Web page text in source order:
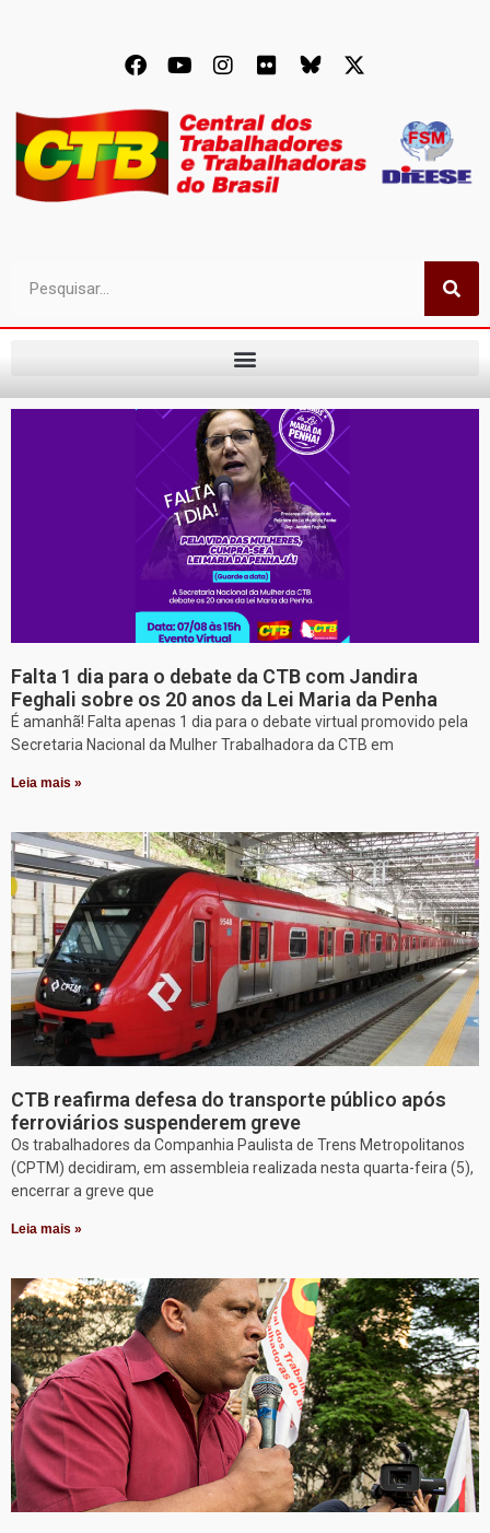
Falta 1 dia para o debate da CTB com Jandira
Feghali sobre os 20 anos da Lei Maria da Penha
É amanhã! Falta apenas 1 dia para o debate virtual promovido pela
Secretaria Nacional da Mulher Trabalhadora da CTB em
Leia mais »
CTB reafirma defesa do transporte público após
ferroviários suspenderem greve
Os trabalhadores da Companhia Paulista de Trens Metropolitanos
(CPTM) decidiram, em assembleia realizada nesta quarta-feira (5),
encerrar a greve que
Leia mais »